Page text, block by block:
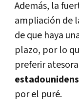
Además, la
ampliación de
de que haya
plazo, por lo
preferir
por el puré.